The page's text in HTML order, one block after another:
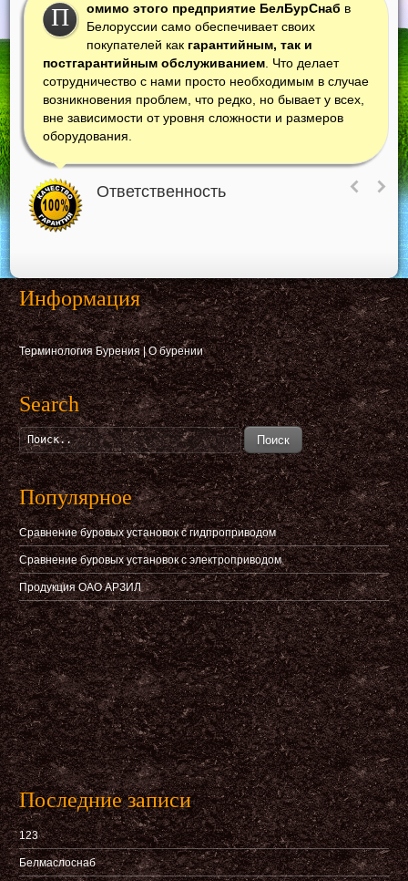
П омимо этого предприятие БелБурСнаб в
Белоруссии само обеспечивает своих
покупателей как гарантийным, так и
постгарантийным обслуживанием. Что делает
сотрудничество с нами просто необходимым в случае
возникновения проблем, что редко, но бывает у всех,
вне зависимости от уровня сложности и размеров
оборудования.
Ответственность
Информация
Терминология Бурения|О бурении
Search
Поиск
Популярное
Сравнение буровых установок с гидпроприводом
Сравнение буровых установок с электроприводом
Продукция ОАО АРЗИЛ
Последние записи
123
Белмаслоснаб